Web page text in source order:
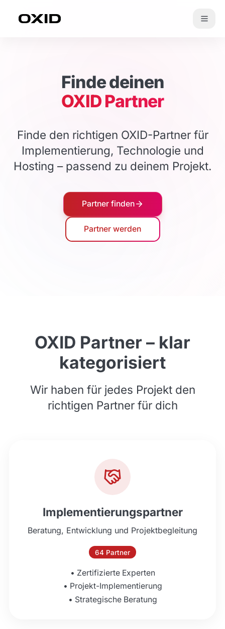
Finde deinen
OXID Partner
Finde den richtigen OXID-Partner für
Implementierung, Technologie und
Hosting – passend zu deinem Projekt.
Partner finden
Partner werden
OXID Partner – klar
kategorisiert
Wir haben für jedes Projekt den
richtigen Partner für dich
Implementierungspartner
Beratung, Entwicklung und Projektbegleitung
64 Partner
• Zertifizierte Experten
• Projekt-Implementierung
• Strategische Beratung